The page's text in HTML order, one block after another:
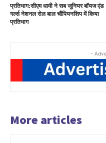
प्रतिभाग:सीएम धामी ने सब जूनियर बॉयज एंड
गर्ल्स नेशनल रोल बाल चौंपियनशिप में किया
प्रतिभाग
-
More articles